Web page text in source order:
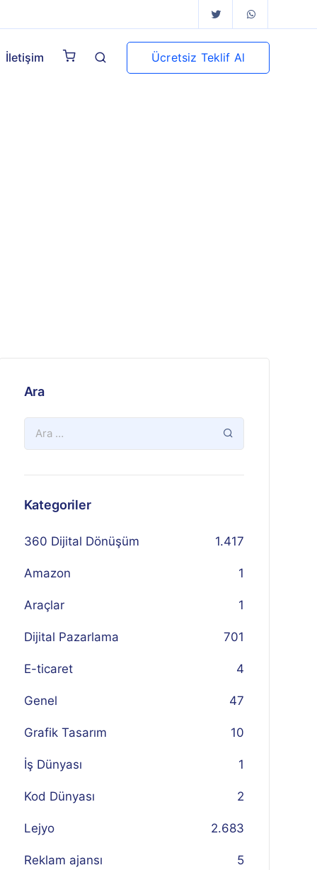
İletişim Ücretsiz Teklif Al
Ara
Kategoriler
360 Dijital Dönüşüm 1.417
Amazon 1
Araçlar 1
Dijital Pazarlama 701
E-ticaret 4
Genel 47
Grafik Tasarım 10
İş Dünyası 1
Kod Dünyası 2
Lejyo 2.683
Reklam ajansı 5